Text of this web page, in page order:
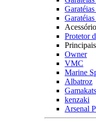
Protetor
Owner
VMC
Marine
Albatroz
kenzaki
Arsenal